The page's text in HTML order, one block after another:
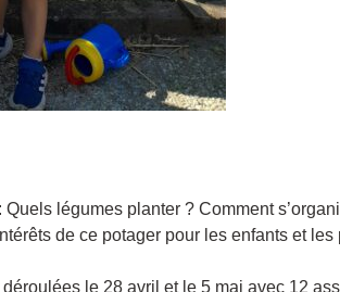
légumes planter ? Comment
de ce potager pour les enfants et
le 28 avril et le 5 mai avec 12